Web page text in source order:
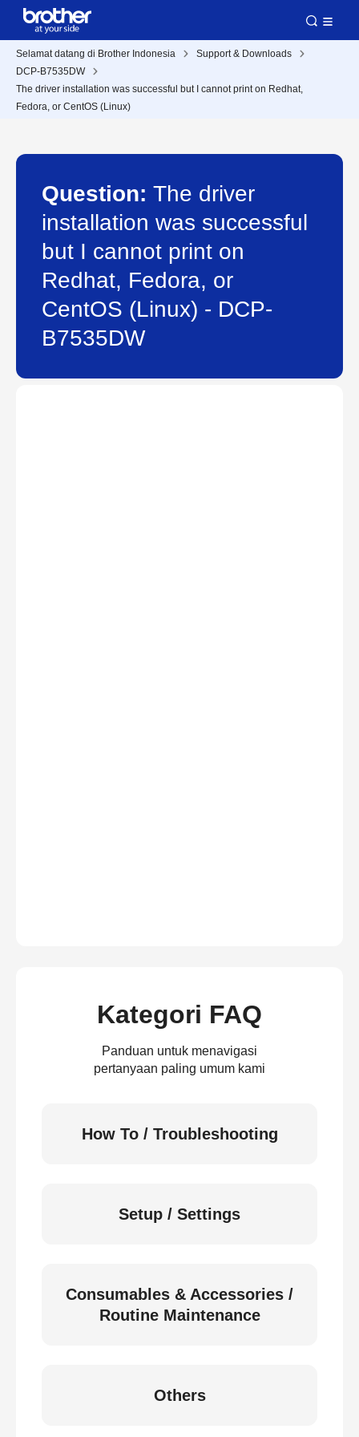
Selamat datang di Brother Indonesia
Support & Downloads
DCP-B7535DW
The driver installation was successful but I cannot print on Redhat,
Fedora, or CentOS (Linux)
Question: The driver
installation was successful
but I cannot print on
Redhat, Fedora, or
CentOS (Linux) - DCP-
B7535DW
Kategori FAQ
Panduan untuk menavigasi
pertanyaan paling umum kami
How To / Troubleshooting
Setup / Settings
Consumables & Accessories /
Routine Maintenance
Others